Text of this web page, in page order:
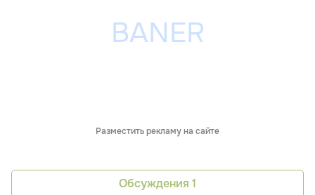
Разместить рекламу на сайте
Обсуждения 1